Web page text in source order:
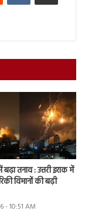
तनाव : उत्तरी इराक में
विमानों की बढ़ी
- 10:51 AM